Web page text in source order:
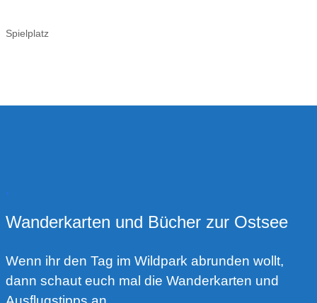
Spielplatz
.
Wanderkarten und Bücher zur Ostsee
Wenn ihr den Tag im Wildpark abrunden wollt,
dann schaut euch mal die Wanderkarten und